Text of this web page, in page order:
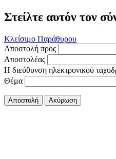
Στείλτε αυτόν τον
Κλείσιμο Παράθυρου
Αποστολή προς
Αποστολέας
Η διεύθυνση ηλεκτρονικού
Θέμα
Αποστολή Ακύρωση